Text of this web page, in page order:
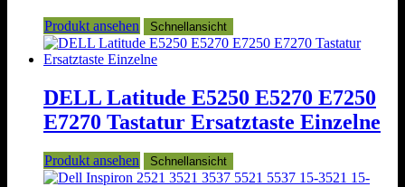
Produkt ansehen Schnellansicht
DELL Latitude E5250 E5270 E7250
E7270 Tastatur Ersatztaste Einzelne
Produkt ansehen Schnellansicht